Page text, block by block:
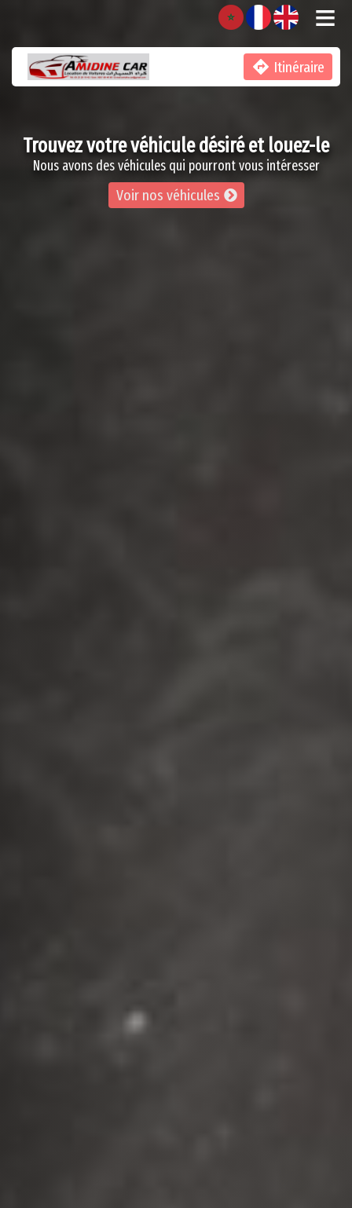
≡
 Itinéraire
Trouvez votre véhicule désiré et louez-le
Nous avons des véhicules qui pourront vous intéresser
Voir nos véhicules